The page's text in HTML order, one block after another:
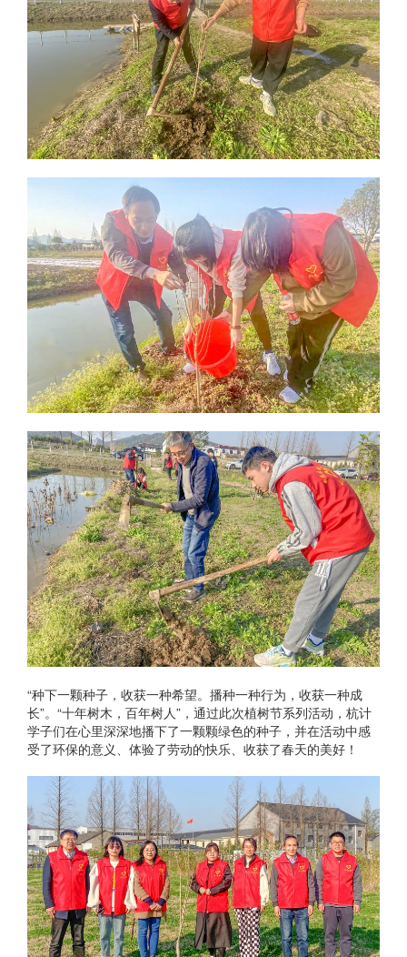
“种下一颗种子，收获一种希望。播种一种行为，收获一种成
长”。“十年树木，百年树人”，通过此次植树节系列活动，杭计
学子们在心里深深地播下了一颗颗绿色的种子，并在活动中感
受了环保的意义、体验了劳动的快乐、收获了春天的美好！